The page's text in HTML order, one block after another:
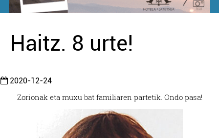
Haitz. 8 urte!
2020-12-24
Zorionak eta muxu bat familiaren partetik. Ondo pasa!